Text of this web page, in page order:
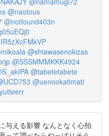
@naotous
@notfound403n
@shiawasenokizas
@SSSMMMKKK4924
@tabetetabete
@uenookatimati
与える影響 なんとなく心拍